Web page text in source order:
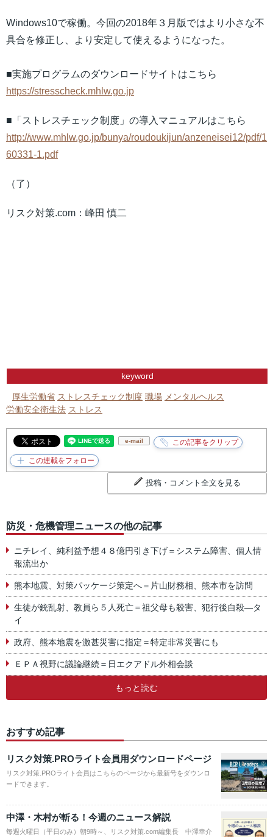
Windows10で稼働。今回の2018年３月版ではより小さな不
具合を修正し、より安定して使えるようになった。
■実施プログラムのダウンロードサイトはこちら
https://stresscheck.mhlw.go.jp
■「ストレスチェック制度」の導入マニュアルはこちら
http://www.mhlw.go.jp/bunya/roudoukijun/anzeneisei12/pdf/1
60331-1.pdf
（了）
リスク対策.com：峰田 慎二
keyword
厚生労働省 ストレスチェック制度 職場 メンタルヘルス
労働安全衛生法 ストレス
e-mail
投稿・コメント全文を見る
防災・危機管理ニュースの他の記事
ニチレイ、純利益予想４８億円引き下げ＝システム障害、個人情
報流出か
熊本地震、対策パッケージ策定へ＝片山財務相、熊本市を訪問
生徒が銃乱射、教員ら５人死亡＝祖父母も殺害、犯行後自殺―タ
イ
政府、熊本地震を激甚災害に指定＝特定非常災害にも
ＥＰＡ視野に議論継続＝日エクアドル外相会談
もっと読む
おすすめ記事
リスク対策.PROライト会員用ダウンロードページ
リスク対策.PROライト会員はこちらのページから最新号をダウンロ
ードできます。
中澤・木村が斬る！今週のニュース解説
毎週火曜日（平日のみ）朝9時～、リスク対策.com編集長 中澤幸介